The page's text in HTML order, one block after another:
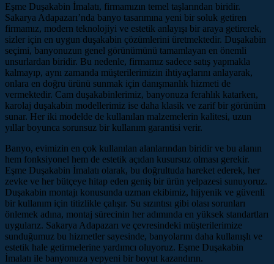
Eşme Duşakabin İmalatı, firmamızın temel taşlarından biridir.
Sakarya Adapazarı’nda banyo tasarımına yeni bir soluk getiren
firmamız, modern teknolojiyi ve estetik anlayışı bir araya getirerek,
sizler için en uygun duşakabin çözümlerini üretmektedir. Duşakabin
seçimi, banyonuzun genel görünümünü tamamlayan en önemli
unsurlardan biridir. Bu nedenle, firmamız sadece satış yapmakla
kalmayıp, aynı zamanda müşterilerimizin ihtiyaçlarını anlayarak,
onlara en doğru ürünü sunmak için danışmanlık hizmeti de
vermektedir. Cam duşakabinlerimiz, banyonuza ferahlık katarken,
karolaj duşakabin modellerimiz ise daha klasik ve zarif bir görünüm
sunar. Her iki modelde de kullanılan malzemelerin kalitesi, uzun
yıllar boyunca sorunsuz bir kullanım garantisi verir.
Banyo, evimizin en çok kullanılan alanlarından biridir ve bu alanın
hem fonksiyonel hem de estetik açıdan kusursuz olması gerekir.
Eşme Duşakabin İmalatı olarak, bu doğrultuda hareket ederek, her
zevke ve her bütçeye hitap eden geniş bir ürün yelpazesi sunuyoruz.
Duşakabin montajı konusunda uzman ekibimiz, hijyenik ve güvenli
bir kullanım için titizlikle çalışır. Su sızıntısı gibi olası sorunları
önlemek adına, montaj sürecinin her adımında en yüksek standartları
uygularız. Sakarya Adapazarı ve çevresindeki müşterilerimize
sunduğumuz bu hizmetler sayesinde, banyolarını daha kullanışlı ve
estetik hale getirmelerine yardımcı oluyoruz. Eşme Duşakabin
İmalatı ile banyonuza yepyeni bir boyut kazandırın.